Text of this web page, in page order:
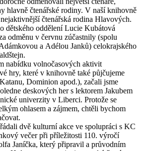
hlavně čtenářské rodiny. V naší knihovně
čtenářská rodina Hlavových.
dětského oddělení Lucie Kubátová
odměnu v červnu zúčastnily (spolu
a Adélou Janků) celokrajského
nabídku volnočasových aktivit
hry, které v knihovně také půjčujeme
Dominion apod.), začali jsme
deskových her s lektorem Jakubem
univerzity v Liberci. Protože se
ohlasem a zájmem, chtěli bychom
dvě kulturní akce ve spolupráci s KC
večer při příležitosti 110. výročí
Janíčka, který připravil a průvodním